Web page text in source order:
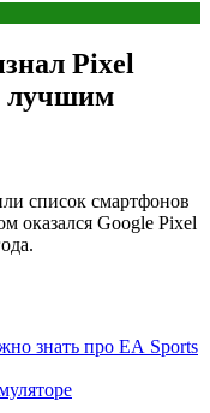
Pixel
лучшим
список смартфонов
оказался Google Pixel
знать про EA Sports